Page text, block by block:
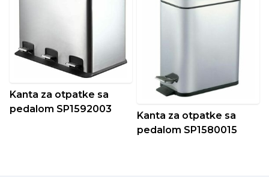
Kanta za otpatke sa
pedalom SP1592003
Kanta za otpatke sa
pedalom SP1580015